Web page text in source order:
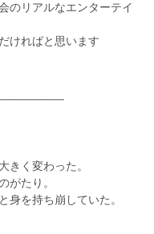
のリアルなエンターテイ
ければと思います
きく変わった。
がたり。
身を持ち崩していた。